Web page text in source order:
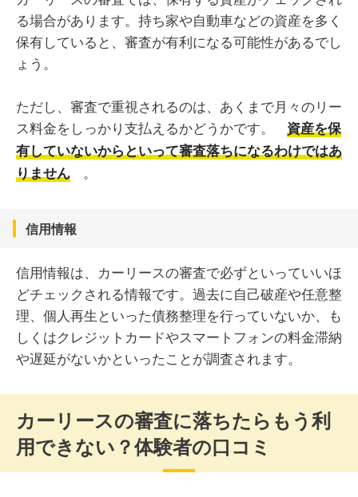
る場合があります。持ち家や自動車などの資産を多く
保有していると、審査が有利になる可能性があるでし
ょう。
ただし、審査で重視されるのは、あくまで月々のリー
ス料金をしっかり支払えるかどうかです。
資産を保
有していないからといって審査落ちになるわけではあ
りません
。
信用情報
信用情報は、カーリースの審査で必ずといっていいほ
どチェックされる情報です。過去に自己破産や任意整
理、個人再生といった債務整理を行っていないか、も
しくはクレジットカードやスマートフォンの料金滞納
や遅延がないかといったことが調査されます。
カーリースの審査に落ちたらもう利
用できない？体験者の口コミ